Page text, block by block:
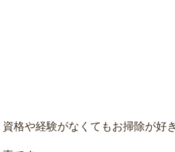
格や経験がなくてもお掃除が好